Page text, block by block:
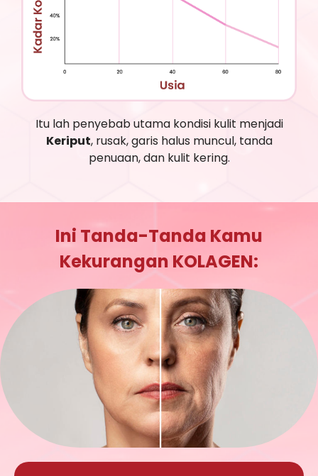
Itu lah penyebab utama kondisi kulit menjadi
Keriput, rusak, garis halus muncul, tanda
penuaan, dan kulit kering.
Ini Tanda-Tanda Kamu
Kekurangan KOLAGEN: